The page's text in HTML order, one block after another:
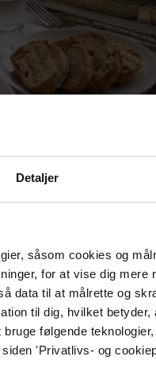
Detaljer
såsom cookies og
for at vise dig mere
data til at målrette og
til dig, hvilket
følgende
'Privatlivs- og